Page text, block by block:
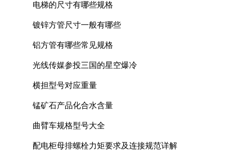
电梯的尺寸有哪些规格
镀锌方管尺寸一般有哪些
铝方管有哪些常见规格
光线传媒参投三国的星空爆冷
横担型号对应重量
锰矿石产品化合水含量
曲臂车规格型号大全
配电柜母排螺栓力矩要求及连接规范详解